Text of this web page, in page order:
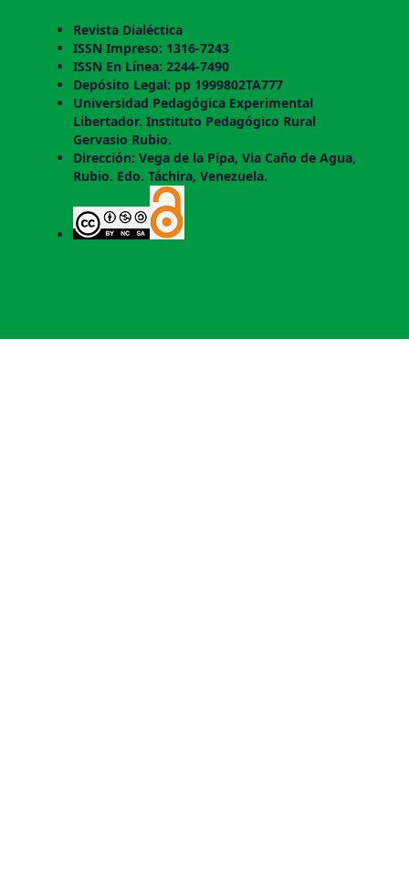
Revista Dialéctica
ISSN Impreso: 1316-7243
ISSN En Línea: 2244-7490
Depósito Legal: pp 1999802TA777
Universidad Pedagógica Experimental
Libertador. Instituto Pedagógico Rural
Gervasio Rubio.
Dirección: Vega de la Pipa, Via Caño de Agua,
Rubio. Edo. Táchira, Venezuela.